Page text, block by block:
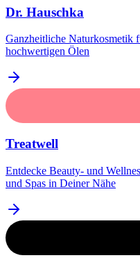
Dr. Hauschka
Ganzheitliche Naturkosmetik
hochwertigen Ölen​
Treatwell
Entdecke Beauty- und
und Spas in Deiner Nähe